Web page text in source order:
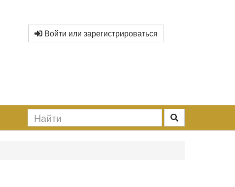
Войти или зарегистрироваться